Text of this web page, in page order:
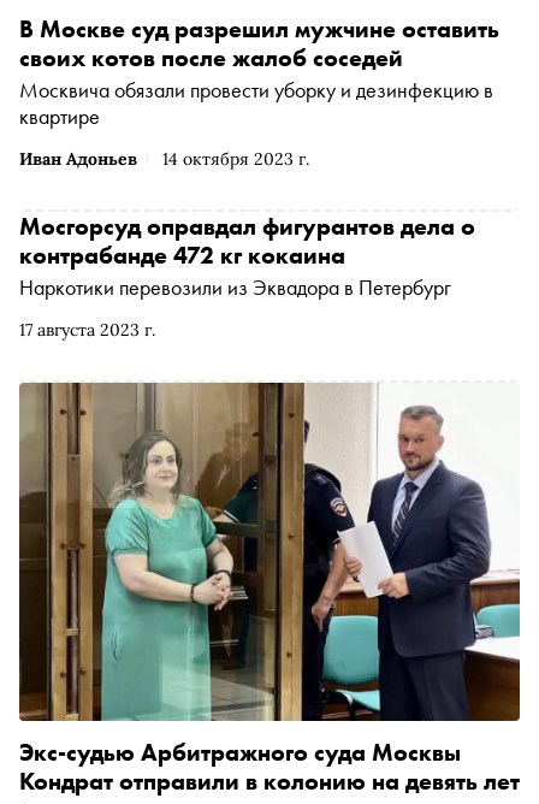
Иван Адоньев 14 октября 2023 г.
В Москве суд разрешил мужчине оставить
своих котов после жалоб соседей
Москвича обязали провести уборку и дезинфекцию в
квартире
17 августа 2023 г.
Мосгорсуд оправдал фигурантов дела о
контрабанде 472 кг кокаина
Наркотики перевозили из Эквадора в Петербург
Экс-судью Арбитражного суда Москвы
Кондрат отправили в колонию на девять лет